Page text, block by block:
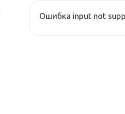
Ошибка input not